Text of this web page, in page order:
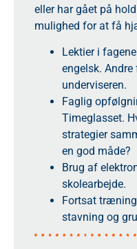
eller har gået på
mulighed for at få
Lektier i
engelsk.
underviseren.
Faglig
Timeglasset.
strategier
en god måde?
Brug af
skolearbejde.
Fortsat
stavning og